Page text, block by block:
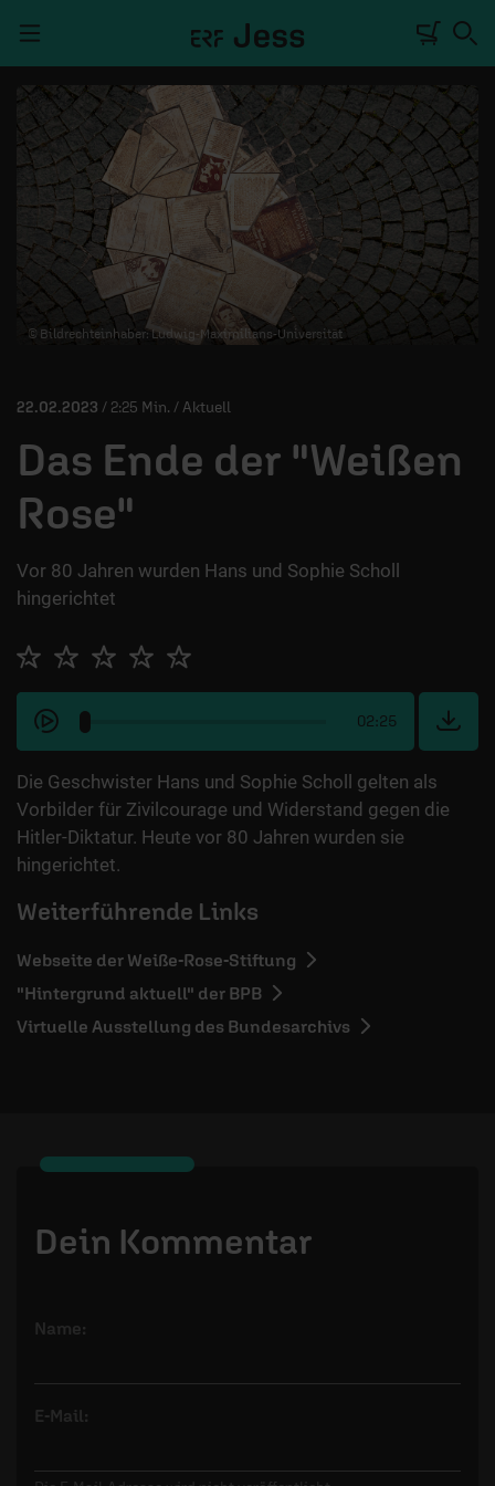
TALKWERK
REPORTAGE
RADIO
DEINE APP
MITMACHEN
ÜBER UNS
© Bildrechteinhaber: Ludwig-Maximilians-Universität
22.02.2023 / 2:25 Min. / Aktuell
Das Ende der "Weißen
Rose"
Vor 80 Jahren wurden Hans und Sophie Scholl
hingerichtet
02:25
Die Geschwister Hans und Sophie Scholl gelten als
Vorbilder für Zivilcourage und Widerstand gegen die
Hitler-Diktatur. Heute vor 80 Jahren wurden sie
hingerichtet.
Weiterführende Links
Webseite der Weiße-Rose-Stiftung
"Hintergrund aktuell" der BPB
Virtuelle Ausstellung des Bundesarchivs
Dein Kommentar
Name:
E-Mail: